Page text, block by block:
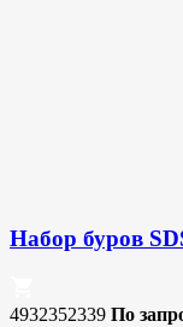
Набор буров
4932352339 По